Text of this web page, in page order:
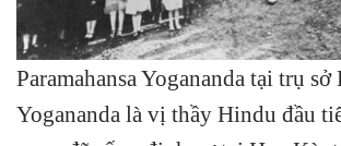
Paramahansa Yogananda tại trụ
Yogananda là vị thầy Hindu đầu